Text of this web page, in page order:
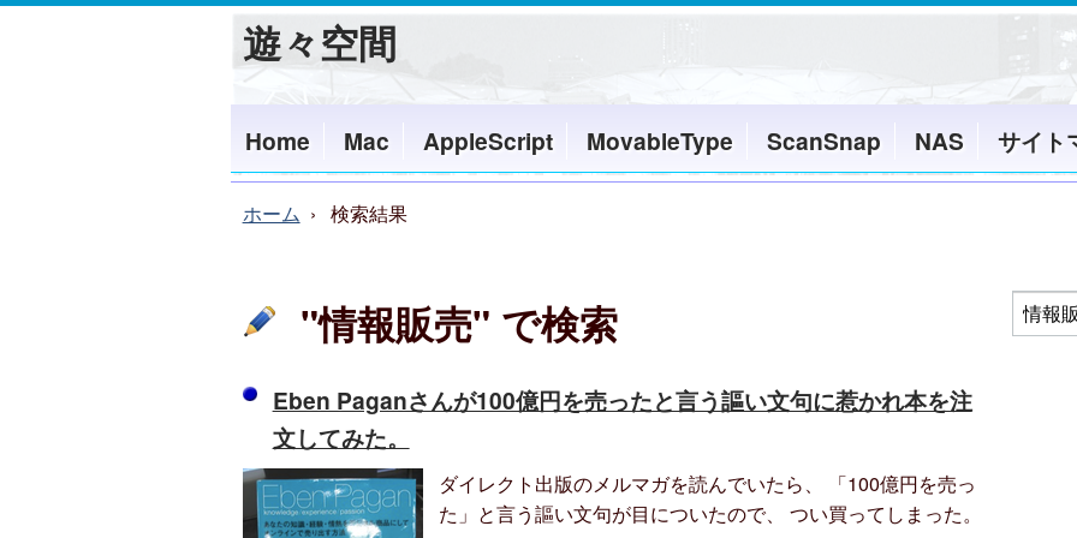
遊々空間
Home Mac AppleScript MovableType ScanSnap NAS サイト
ホーム 検索結果
"情報販売" で検索
Eben Paganさんが100億円を売ったと言う謳い文句に惹かれ本を注
文してみた。
ダイレクト出版のメルマガを読んでいたら、 「100億円を売っ
た」と言う謳い文句が目についたので、 つい買ってしまった。